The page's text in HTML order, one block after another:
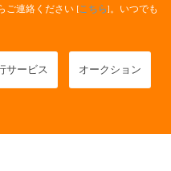
ご連絡ください [こちら]。いつでも
サービス オークション